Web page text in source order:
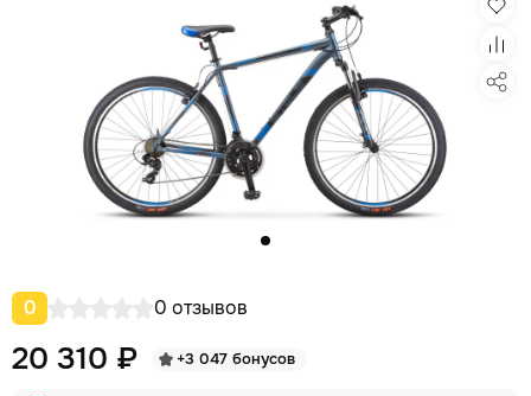
0 0 отзывов
20 310 ₽ +3 047 бонусов